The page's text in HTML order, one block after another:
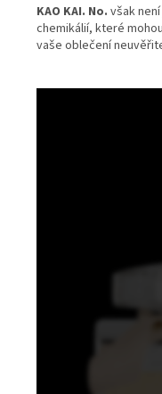
KAO KAI. No. však
chemikálií, které
vaše oblečení